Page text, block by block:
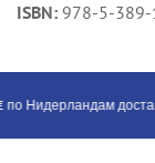
ISBN: 978-5-
Нидерландам